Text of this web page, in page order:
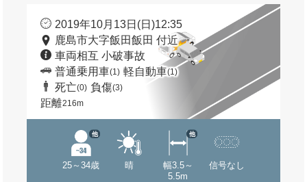
2019年10月13日(日)12:35
鹿島市大字飯田飯田 付近
車両相互 小破事故
普通乗用車(1) 軽自動車(1)
死亡(0) 負傷(3)
距離216m
25～34歳
他
晴
幅3.5～
5.5m
他
信号なし